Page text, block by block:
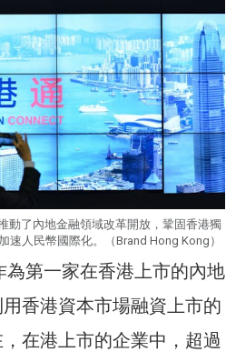
動了內地金融領域改革開放，鞏固香港獨
速人民幣國際化。（Brand Hong Kong）
第一家在香港上市的內地
香港資本市場融資上市的
在港上市的企業中，超過